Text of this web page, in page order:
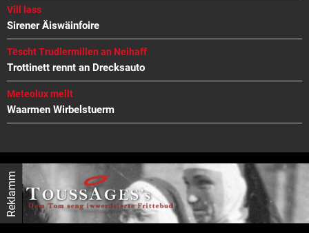
Vill lass
Sirener Äiswäinfoire
Tëscht Trudlermillen an Neihaff
Trottinett rennt an Drecksauto
Meteolux mellt
Waarmen Wirbelstuerm
Reklamm